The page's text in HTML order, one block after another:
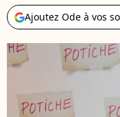
Ajoutez Ode à vos